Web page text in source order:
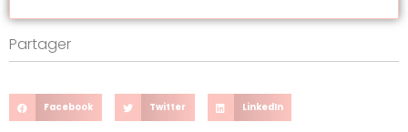
Partager
Facebook Twitter LinkedIn